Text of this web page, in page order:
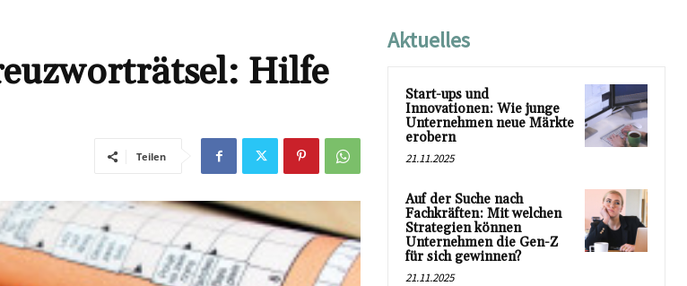
Hilfe
Teilen
Aktuelles
Start-ups und
Innovationen: Wie junge
Unternehmen neue Märkte
erobern
21.11.2025
Auf der Suche nach
Fachkräften: Mit welchen
Strategien können
Unternehmen die Gen-Z
für sich gewinnen?
21.11.2025